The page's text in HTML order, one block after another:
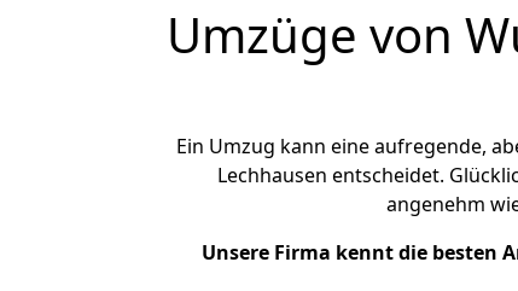
Umzüge von
Ein Umzug kann eine aufregende,
Lechhausen entscheidet.
angenehm
Unsere Firma kennt die besten